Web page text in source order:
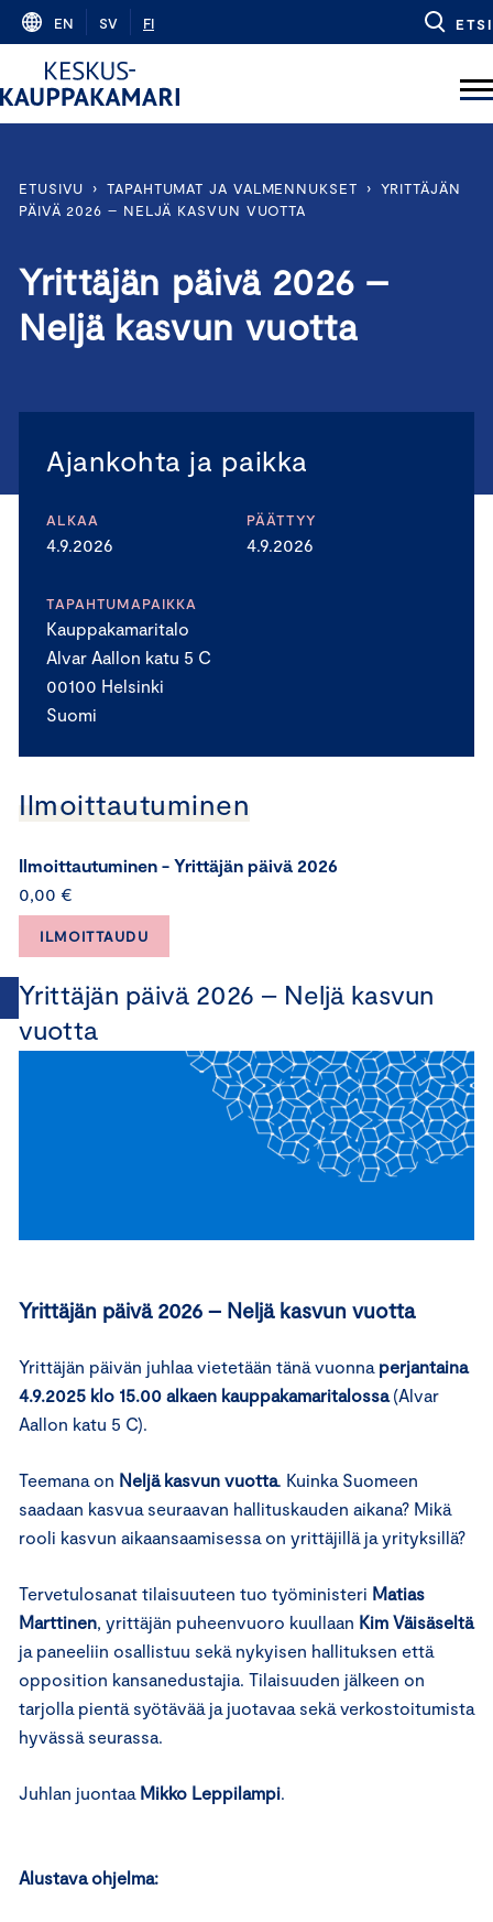
Skip
content
EN SV FI ETSI
ETUSIVU › TAPAHTUMAT JA VALMENNUKSET › YRITTÄJÄN
PÄIVÄ 2026 – NELJÄ KASVUN VUOTTA
Yrittäjän päivä 2026 –
Neljä kasvun vuotta
Ajankohta ja paikka
ALKAA
4.9.2026
PÄÄTTYY
4.9.2026
TAPAHTUMAPAIKKA
Kauppakamaritalo
Alvar Aallon katu 5 C
00100 Helsinki
Suomi
Ilmoittautuminen
Ilmoittautuminen - Yrittäjän päivä 2026
0,00 €
ILMOITTAUDU
Yrittäjän päivä 2026 – Neljä kasvun
vuotta
Yrittäjän päivä 2026 – Neljä kasvun vuotta
Yrittäjän päivän juhlaa vietetään tänä vuonna perjantaina
4.9.2025 klo 15.00 alkaen kauppakamaritalossa(Alvar
Aallon katu 5 C).
Teemana on Neljä kasvun vuotta. Kuinka Suomeen
saadaan kasvua seuraavan hallituskauden aikana? Mikä
rooli kasvun aikaansaamisessa on yrittäjillä ja yrityksillä?
Tervetulosanat tilaisuuteen tuo työministeri Matias
Marttinen, yrittäjän puheenvuoro kuullaan Kim Väisäseltä
ja paneeliin osallistuu sekä nykyisen hallituksen että
opposition kansanedustajia. Tilaisuuden jälkeen on
tarjolla pientä syötävää ja juotavaa sekä verkostoitumista
hyvässä seurassa.
Juhlan juontaa Mikko Leppilampi.
Alustava ohjelma: